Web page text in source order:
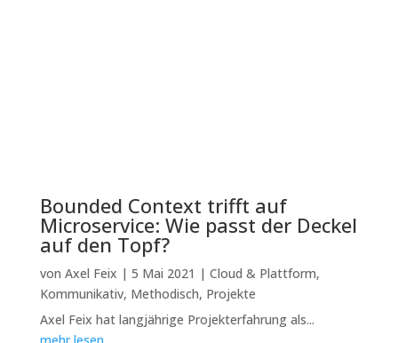
Bounded Context trifft auf
Microservice: Wie passt der Deckel
auf den Topf?
von Axel Feix | 5 Mai 2021 | Cloud & Plattform,
Kommunikativ, Methodisch, Projekte
Axel Feix hat langjährige Projekterfahrung als...